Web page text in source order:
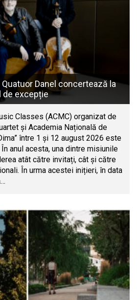
Danel concertează la
de excepție
Classes (ACMC) organizat de
și Academia Națională de
între 1 și 12 august 2026 este
anul acesta, una dintre misiunile
atât către invitați, cât și către
În urma acestei inițieri, în data